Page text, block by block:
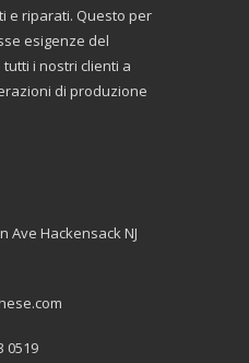
e riparati. Questo per
esigenze del
i nostri clienti a
di produzione
Ave Hackensack NJ
0519